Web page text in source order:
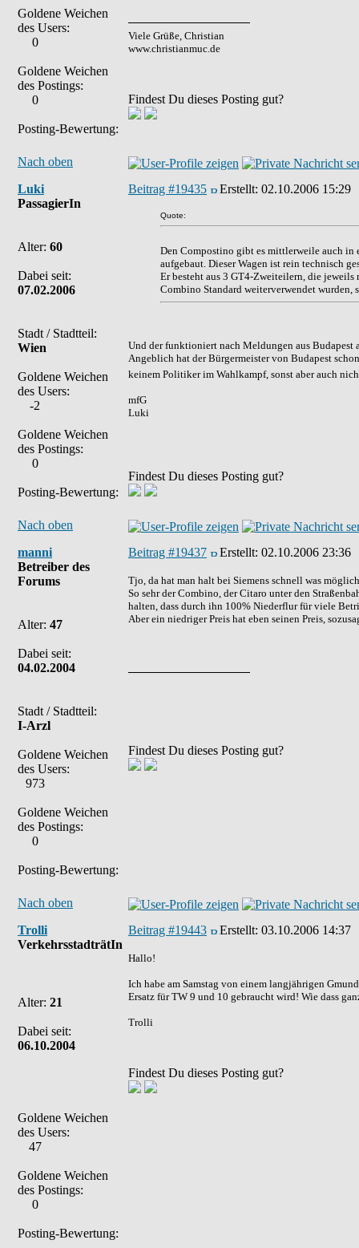
Goldene Weichen
des Users:
0
Goldene Weichen
des Postings:
0
Posting-Bewertung:
Viele Grüße, Christian
www.christianmuc.de
Findest Du dieses Posting gut?
Nach oben
Luki
PassagierIn
Alter: 60
Dabei seit:
07.02.2006
Stadt / Stadtteil:
Wien
Goldene Weichen
des Users:
-2
Goldene Weichen
des Postings:
0
Posting-Bewertung:
Beitrag #19435 Erstellt: 02.10.2006 15:29
Quote:
Den Compostino gibt es mittlerweile auch in
aufgebaut. Dieser Wagen ist rein technisch
Er besteht aus 3 GT4-Zweiteilern, die
Combino Standard weiterverwendet wurden,
Und der funktioniert nach Meldungen aus Budapest
Angeblich hat der Bürgermeister von Budapest
keinem Politiker im Wahlkampf, sonst aber auch
mfG
Luki
Findest Du dieses Posting gut?
Nach oben
manni
Betreiber des
Forums
Alter: 47
Dabei seit:
04.02.2004
Stadt / Stadtteil:
I-Arzl
Goldene Weichen
des Users:
973
Goldene Weichen
des Postings:
0
Posting-Bewertung:
Beitrag #19437 Erstellt: 02.10.2006 23:36
Tjo, da hat man halt bei Siemens schnell was
So sehr der Combino, der Citaro unter den
halten, dass durch ihn 100% Niederflur für viele
Aber ein niedriger Preis hat eben seinen Preis,
Findest Du dieses Posting gut?
Nach oben
Trolli
VerkehrsstadträtIn
Alter: 21
Dabei seit:
06.10.2004
Goldene Weichen
des Users:
47
Goldene Weichen
des Postings:
0
Posting-Bewertung:
Beitrag #19443 Erstellt: 03.10.2006 14:37
Hallo!
Ich habe am Samstag von einem langjährigen
Ersatz für TW 9 und 10 gebraucht wird! Wie dass
Trolli
Findest Du dieses Posting gut?